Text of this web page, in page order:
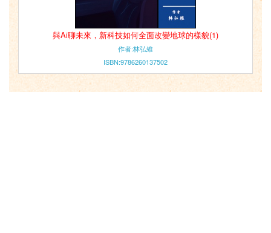
與Ai聊未來，新科技如何全面改變地球的樣貌(1)
作者:林弘維
ISBN:9786260137502